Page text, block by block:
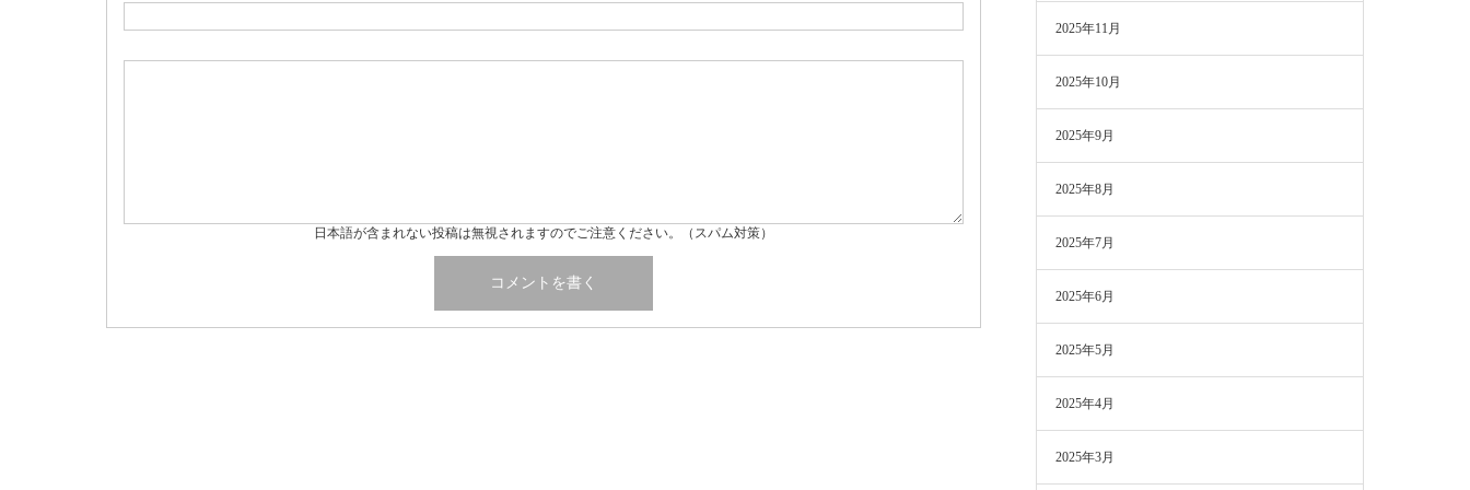
日本語が含まれない投稿は無視されますのでご注意ください。（スパム対策）
2025年11月
2025年10月
2025年9月
2025年8月
2025年7月
2025年6月
2025年5月
2025年4月
2025年3月